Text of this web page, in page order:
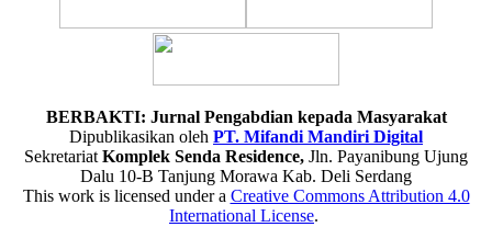
BERBAKTI: Jurnal Pengabdian kepada Masyarakat
Dipublikasikan oleh PT. Mifandi Mandiri Digital
Sekretariat Komplek Senda Residence, Jln. Payanibung Ujung
Dalu 10-B Tanjung Morawa Kab. Deli Serdang
This work is licensed under a Creative Commons Attribution 4.0
International License.